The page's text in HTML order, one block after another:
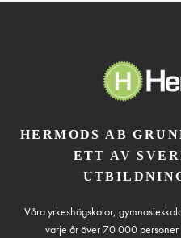
HERMODS AB
ETT AV
Våra yrkeshögskolor,
varje år över 70 000